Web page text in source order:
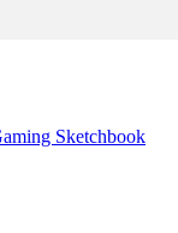
Sketchbook